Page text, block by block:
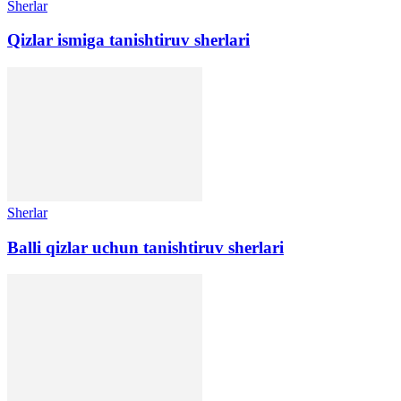
Sherlar
Qizlar ismiga tanishtiruv sherlari
Sherlar
Balli qizlar uchun tanishtiruv sherlari